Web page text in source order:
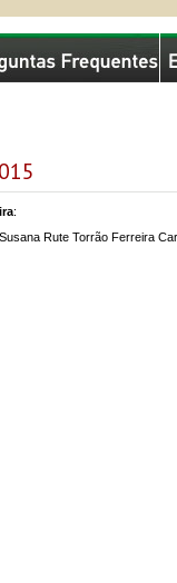
:
Rute Torrão Ferreira
Nacional de Eleições